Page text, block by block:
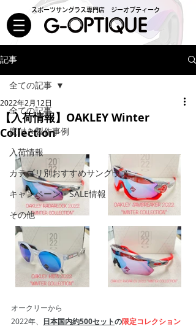
スポーツサングラス専門店 ジーオプティーク
記事
全ての記事
度付き製作事例
入荷情報
カテゴリ別おすすめサングラス
キャンペーン・SALE情報
その他
全ての記事
【入荷情報】OAKLEY Winter
Collection
2022年2月12日
オークリーから
2022年、
日本国内約500セットの限定コレクション